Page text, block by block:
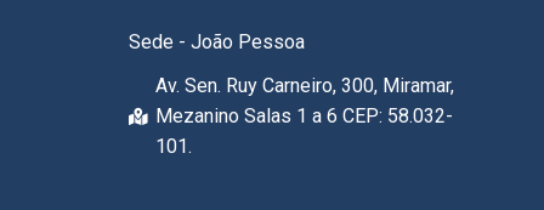
Sede - João Pessoa
Av. Sen. Ruy Carneiro, 300, Miramar,
Mezanino Salas 1 a 6 CEP: 58.032-
101.